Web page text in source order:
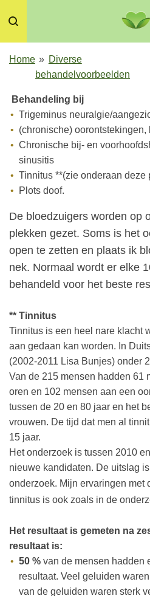
direct
naar
de
hoofdinhoud
Home » Diverse
behandelvoorbeelden
Behandeling bij
Trigeminus neuralgie/
(chronische) oorontstekingen,
Chronische bij- en
sinusitis
Tinnitus **(zie onderaan deze
Plots doof.
De bloedzuigers worden op
plekken gezet. Soms is het
open te zetten en plaats ik
nek. Normaal wordt er elke
behandeld voor het beste
** Tinnitus
Tinnitus is een heel nare klacht
aan gedaan kan worden. In
(2002-2011 Lisa Bunjes) onder
Van de 215 mensen hadden 61
oren en 102 mensen aan een
tussen de 20 en 80 jaar en het
vrouwen. De tijd dat men al
15 jaar.
Het onderzoek is tussen 2010
nieuwe kandidaten. De uitslag
onderzoek. Mijn ervaringen met
tinnitus is ook zoals in de
Het resultaat is gemeten na
resultaat is:
50 %van de mensen hadden
resultaat. Veel geluiden
van de geluiden waren sterk